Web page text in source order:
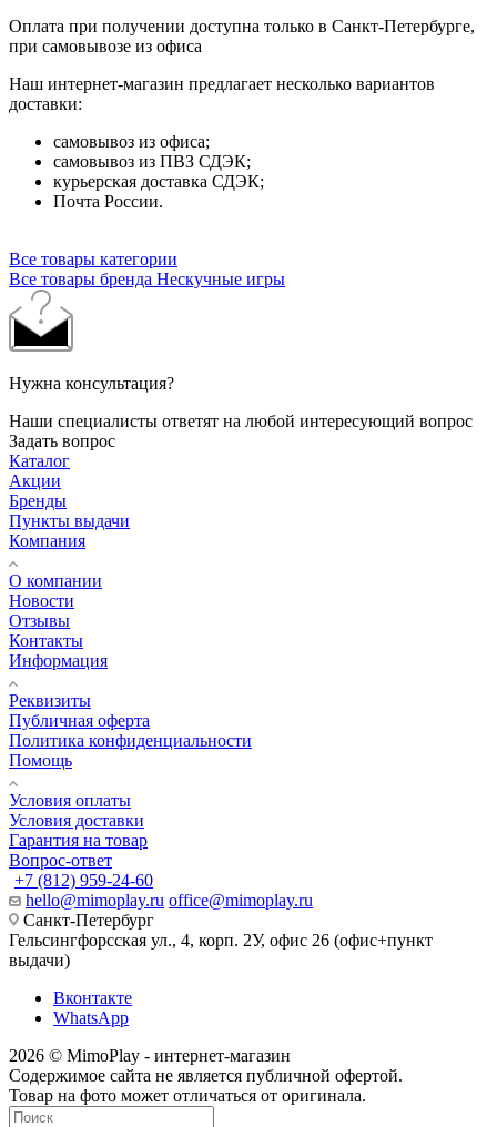
Оплата при получении доступна только в Санкт-Петербурге,
при самовывозе из офиса
Наш интернет-магазин предлагает несколько вариантов
доставки:
самовывоз из офиса;
самовывоз из ПВЗ СДЭК;
курьерская доставка СДЭК;
Почта России.
Все товары категории
Все товары бренда Нескучные игры
Нужна консультация?
Наши специалисты ответят на любой интересующий вопрос
Задать вопрос
Каталог
Акции
Бренды
Пункты выдачи
Компания
О компании
Новости
Отзывы
Контакты
Информация
Реквизиты
Публичная оферта
Политика конфиденциальности
Помощь
Условия оплаты
Условия доставки
Гарантия на товар
Вопрос-ответ
+7 (812) 959-24-60
hello@mimoplay.ru office@mimoplay.ru
Санкт-Петербург
Гельсингфорсская ул., 4, корп. 2У, офис 26 (офис+пункт
выдачи)
Вконтакте
WhatsApp
2026 © MimoPlay - интернет-магазин
Содержимое сайта не является публичной офертой.
Товар на фото может отличаться от оригинала.